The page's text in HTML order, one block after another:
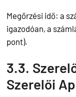
Megőrzési idő: a
igazodóan, a
pont).
3.3.
Szerelői